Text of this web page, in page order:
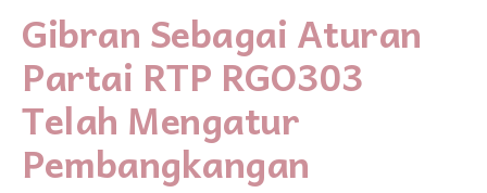
Gibran Sebagai Aturan
Partai RTP RGO303
Telah Mengatur
Pembangkangan